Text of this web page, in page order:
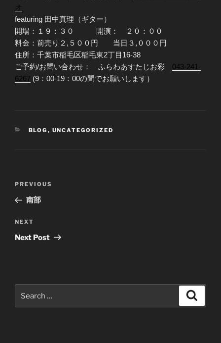
オ
featuring 田中真理（ギター）
開場：１９：３０ 開演： ２０：００
料金：前売り２,５００円 当日３,０００円
住所：千葉市稲毛区稲毛東2丁目16-38
ご予約/お問い合わせ： ふらわあすたじお彩 043-241-
6267 (9：00-19：00の間でお願いします）
CATEGORIES
BLOG , UNCATEGORIZED
Previous
Post
PREVIOUS
南部
Next
Post
NEXT
Next Post
for: